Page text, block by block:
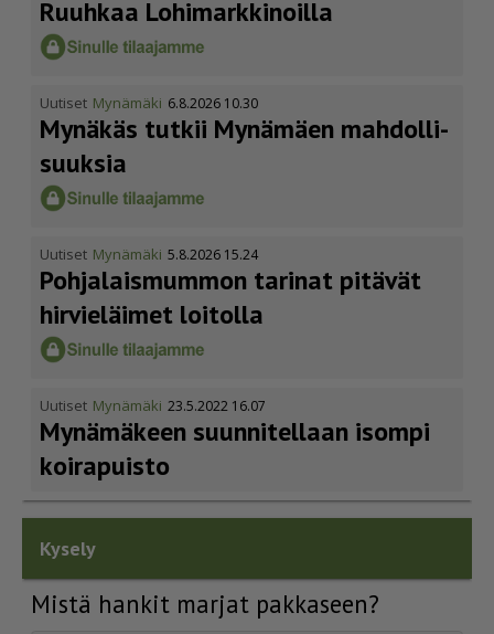
Ruuhkaa Lohimark­ki­noilla
Uutiset Mynämäki 6.8.2026 10.30
Mynäkäs tutkii Mynämäen mahdol­li­
suuksia
Uutiset Mynämäki 5.8.2026 15.24
Pohja­lais­mummon tarinat pitävät
hirvieläimet loitolla
Uutiset Mynämäki 23.5.2022 16.07
Mynämäkeen suunnitellaan isompi
koirapuisto
Kysely
Mistä hankit marjat pakkaseen?